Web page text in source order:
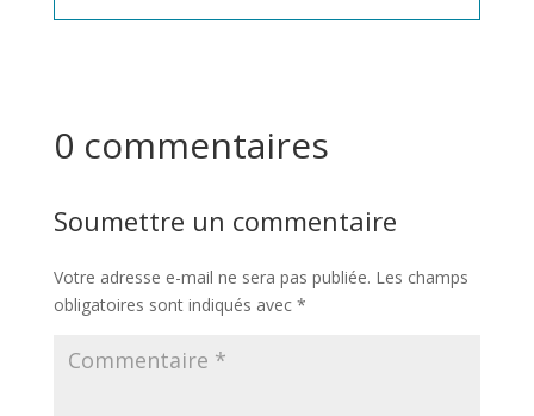
0 commentaires
Soumettre un commentaire
Votre adresse e-mail ne sera pas publiée. Les champs
obligatoires sont indiqués avec *